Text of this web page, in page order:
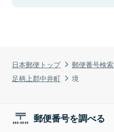
日本郵便トップ 郵便番号検索
足柄上郡中井町
境
郵便番号を調べる